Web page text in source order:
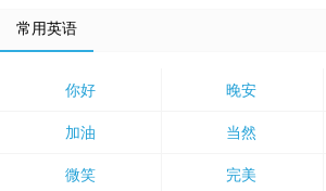
常用英语
你好 晚安
加油 当然
微笑 完美